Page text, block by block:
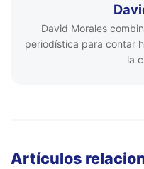
David Morales
periodística para contar
la
Artículos